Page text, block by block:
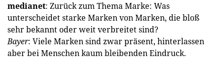
medianet: Zurück zum Thema Marke: Was
unterscheidet starke Marken von Marken, die bloß
sehr bekannt oder weit verbreitet sind?
Bayer: Viele Marken sind zwar präsent, hinterlassen
aber bei Menschen kaum bleibenden Eindruck.